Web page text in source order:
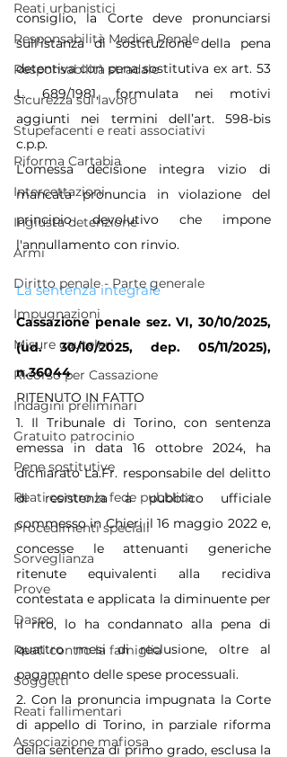
Reati urbanistici
Responsabilità Medica Penale
Responsabilità stradale
Sicurezza sul lavoro
Stupefacenti e reati associativi
Riforma Cartabia
Intercettazioni
Ingiusta detenzione
Armi
Diritto penale - Parte generale
Impugnazioni
Misure cautelari
Ricorso per Cassazione
Indagini preliminari
Gratuito patrocinio
Pene sostitutive
Reati contro la fede pubblica
Procedimenti speciali
Sorveglianza
Prove
Daspo
Reati contro la famiglia
Soggetti
Reati fallimentari
Associazione mafiosa
consiglio, la Corte deve pronunciarsi
sull’istanza di sostituzione della pena
detentiva con pena sostitutiva ex art. 53
L. 689/1981, formulata nei motivi
aggiunti nei termini dell’art. 598-bis
c.p.p.
L’omessa decisione integra vizio di
mancata pronuncia in violazione del
principio devolutivo che impone
l'annullamento con rinvio.
La sentenza integrale
Cassazione penale sez. VI, 30/10/2025,
(ud. 30/10/2025, dep. 05/11/2025),
n.36044
RITENUTO IN FATTO
1. Il Tribunale di Torino, con sentenza
emessa in data 16 ottobre 2024, ha
dichiarato La.Fr. responsabile del delitto
di resistenza a pubblico ufficiale
commesso in Chieri il 16 maggio 2022 e,
concesse le attenuanti generiche
ritenute equivalenti alla recidiva
contestata e applicata la diminuente per
il rito, lo ha condannato alla pena di
quattro mesi di reclusione, oltre al
pagamento delle spese processuali.
2. Con la pronuncia impugnata la Corte
di appello di Torino, in parziale riforma
della sentenza di primo grado, esclusa la